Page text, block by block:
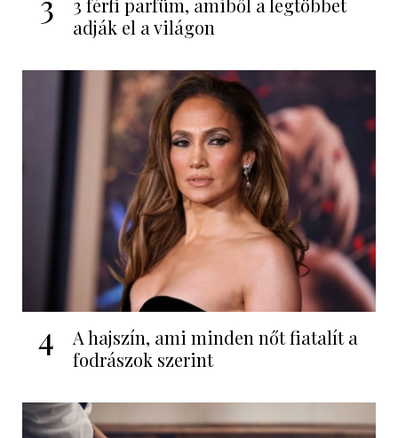
3 férfi parfüm, amiből a legtöbbet
adják el a világon
4
A hajszín, ami minden nőt fiatalít a
fodrászok szerint